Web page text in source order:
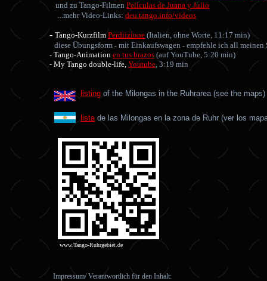
und zu Tango-Filmen Peliculas de Juana y Julio
...mehr Video-Links: deu.tango.info/videos
- Tango-Kurzfilm Perdiizione (Italien, ohne Worte, 11:17 min)
diese Übungsform - mit Einkaufswagen - empfehle ich all meinen
- Tango-Animation en tus brazos (auf YouTube, 5:20 min)
- My Tango double-life, Youtube, 3:19 min
listing of the Milongas in the Ruhrarea (see the maps)
lista de las Milongas en la zona de Ruhr (ver los
www.Tango-Ruhrgebiet.de
Impressum/ Verantwortlich für den Inhalt: